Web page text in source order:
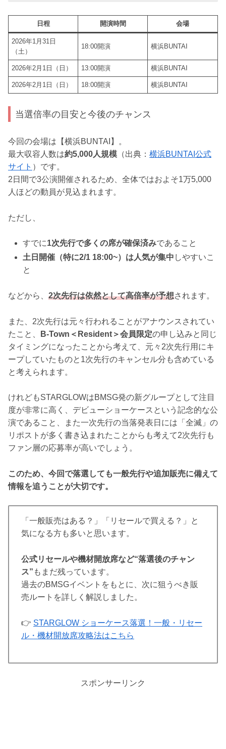
日程 開演時間 会場
2026年1月31日
（土）
18:00開演 横浜BUNTAI
2026年2月1日（日） 13:00開演 横浜BUNTAI
2026年2月1日（日） 18:00開演 横浜BUNTAI
当選倍率の目安と今後のチャンス
今回の会場は【横浜BUNTAI】。
最大収容人数は約5,000人規模 （出典： 横浜BUNTAI公式
サイト ）です。
2日間で3公演開催されるため、全体ではおよそ1万5,000
人ほどの動員が見込まれます。
ただし、
すでに1次先行で多くの席が確保済みであること
土日開催（特に2/1 18:00~）は人気が集中 しやすいこ
と
などから、 2次先行は依然として高倍率が予想されます。
また、2次先行は元々行われることがアナウンスされてい
たこと、
B-Town＜Resident＞会員限定の申し込みと同じ
タイミングになったことから考えて、元々2次先行用にキ
ープしていたものと1次先行のキャンセル分も含めている
と考えられます。
けれどもSTARGLOWはBMSG発の新グループとして注目
度が非常に高く、デビューショーケースという記念的な公
演であること、また一次先行の当落発表日には「全滅」の
リポストが多く書き込まれたことからも考えて2次先行も
ファン層の応募率が高いでしょう。
このため、今回で落選しても一般先行や追加販売に備えて
情報を追うことが大切です。
「一般販売はある？」「リセールで買える？」と
気になる方も多いと思います。
公式リセールや機材開放席など“落選後のチャン
ス” もまだ残っています。
過去のBMSGイベントをもとに、次に狙うべき販
売ルートを詳しく解説しました。
👉 STARGLOW ショーケース落選！一般・リセー
ル・機材開放席攻略法はこちら
スポンサーリンク